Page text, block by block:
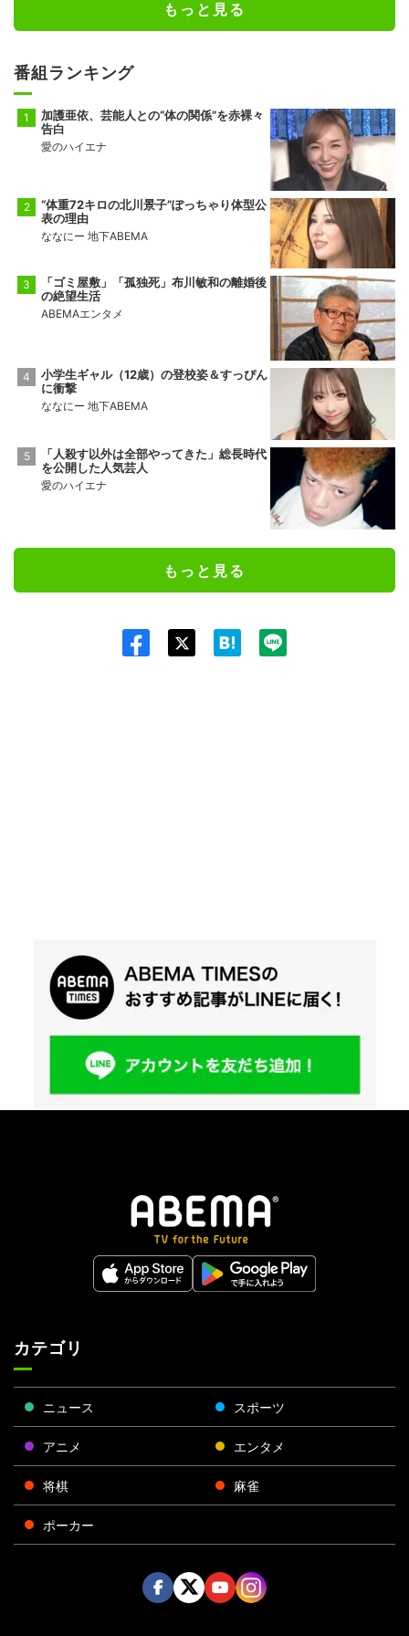
もっと見る
番組ランキング
加護亜依、芸能人との“体の関係”を赤裸々
告白
愛のハイエナ
“体重72キロの北川景子”ぽっちゃり体型公
表の理由
ななにー 地下ABEMA
「ゴミ屋敷」「孤独死」布川敏和の離婚後
の絶望生活
ABEMAエンタメ
小学生ギャル（12歳）の登校姿＆すっぴん
に衝撃
ななにー 地下ABEMA
「人殺す以外は全部やってきた」総長時代
を公開した人気芸人
愛のハイエナ
もっと見る
カテゴリ
ニュース スポーツ
アニメ エンタメ
将棋 麻雀
ポーカー